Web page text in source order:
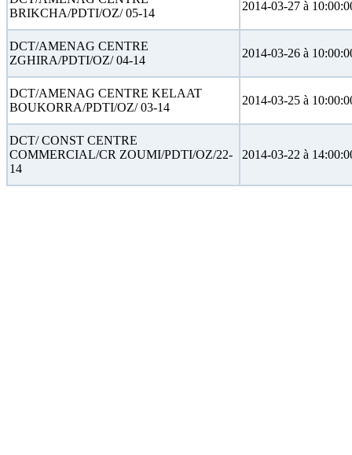
BRIKCHA/PDTI/OZ/ 05-14
2014-03-27 à
DCT/AMENAG CENTRE
ZGHIRA/PDTI/OZ/ 04-14
2014-03-26 à
DCT/AMENAG CENTRE KELAAT
BOUKORRA/PDTI/OZ/ 03-14
2014-03-25 à
DCT/ CONST CENTRE
COMMERCIAL/CR ZOUMI/PDTI/OZ/22-
14
2014-03-22 à